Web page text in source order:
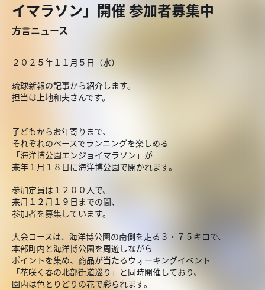
イマラソン」開催 参加者募集中
方言ニュース
２０２５年１１月５日（水）
琉球新報の記事から紹介します。
担当は上地和夫さんです。
子どもからお年寄りまで、
それぞれのペースでランニングを楽しめる
「海洋博公園エンジョイマラソン」が
来年１月１８日に海洋博公園で開かれます。
参加定員は１２００人で、
来月１２月１９日までの間、
参加者を募集しています。
大会コースは、海洋博公園の南側を走る３・７５キロで、
本部町内と海洋博公園を周遊しながら
ポイントを集め、商品が当たるウォーキングイベント
「花咲く春の北部街道巡り」と同時開催しており、
園内は色とりどりの花で彩られます。